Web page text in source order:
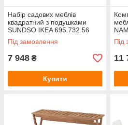
Набір садових меблів
квадратний з подушками
SUNDSO IKEA 695.732.56
Під замовлення
7 948 ₴
Купити
Під
11